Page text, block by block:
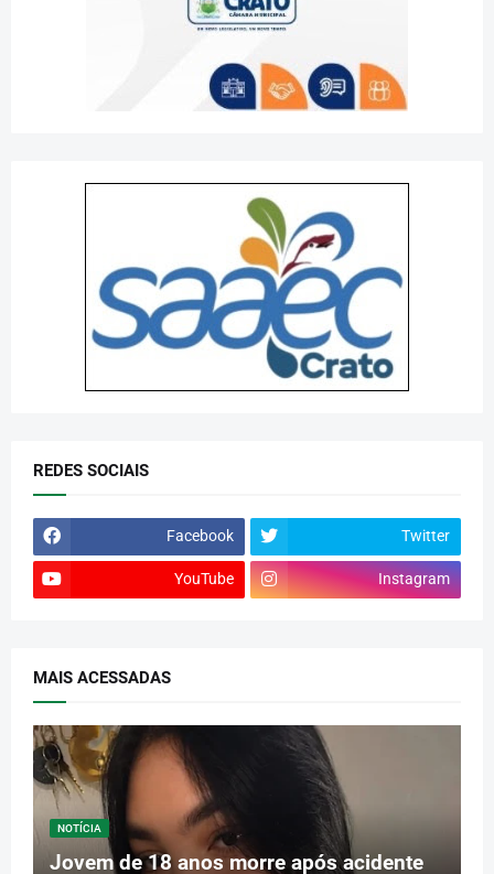
REDES SOCIAIS
Facebook Twitter
YouTube Instagram
MAIS ACESSADAS
NOTÍCIA
Jovem de 18 anos morre após acidente